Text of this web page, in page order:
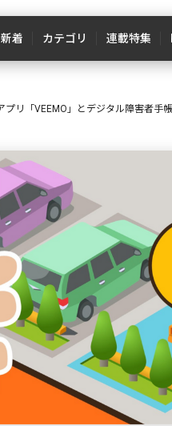
新着 カテゴリ 連載特集
プリ「VEEMO」とデジタル障害者